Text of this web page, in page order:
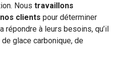
Nous travaillons
clients pour déterminer
répondre à leurs besoins, qu’il
de glace carbonique, de